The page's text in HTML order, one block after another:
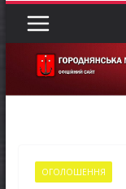
прав
Захищай
Батьки
ОГОЛОШЕННЯ